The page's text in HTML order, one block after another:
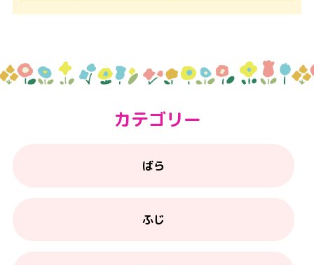
カテゴリー
ばら
ふじ